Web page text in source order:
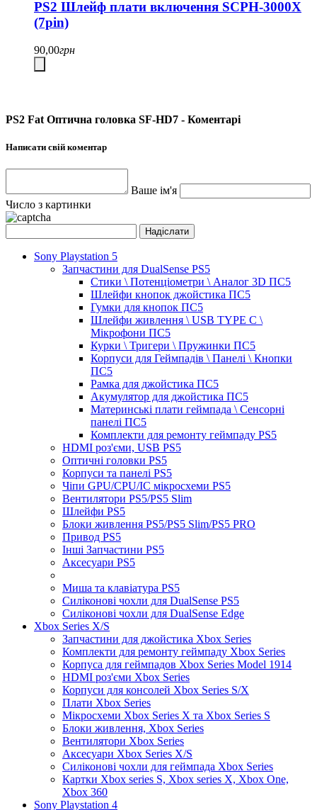
PS2 Шлейф плати включення SCPH-3000X
(7pin)
90,00грн
PS2 Fat Оптична головка SF-HD7 - Коментарі
Написати свій коментар
Ваше ім'я
Число з картинки
Sony Playstation 5
Запчастини для DualSense PS5
Стики \ Потенціометри \ Аналог 3D ПС5
Шлейфи кнопок джойстика ПС5
Гумки для кнопок ПС5
Шлейфи живлення \ USB TYPE C \
Мікрофони ПС5
Курки \ Тригери \ Пружинки ПС5
Корпуси для Геймпадів \ Панелі \ Кнопки
ПС5
Рамка для джойстика ПС5
Акумулятор для джойстика ПС5
Материнські плати геймпада \ Сенсорні
панелі ПС5
Комплекти для ремонту геймпаду PS5
HDMI роз'єми, USB PS5
Оптичні головки PS5
Корпуси та панелі PS5
Чіпи GPU/CPU/IC мікросхеми PS5
Вентилятори PS5/PS5 Slim
Шлейфи PS5
Блоки живлення PS5/PS5 Slim/PS5 PRO
Привод PS5
Інші Запчастини PS5
Аксесуари PS5
Миша та клавіатура PS5
Силіконові чохли для DualSense PS5
Силіконові чохли для DualSense Edge
Xbox Series X/S
Запчастини для джойстика Xbox Series
Комплекти для ремонту геймпаду Xbox Series
Корпуса для геймпадов Xbox Series Model 1914
HDMI роз'єми Xbox Series
Корпуси для консолей Xbox Series S/X
Плати Xbox Series
Мікросхеми Xbox Series X та Xbox Series S
Блоки живлення, Xbox Series
Вентилятори Xbox Series
Аксесуари Xbox Series X/S
Силіконові чохли для геймпада Xbox Series
Картки Xbox series S, Xbox series X, Xbox One,
Xbox 360
Sony Playstation 4